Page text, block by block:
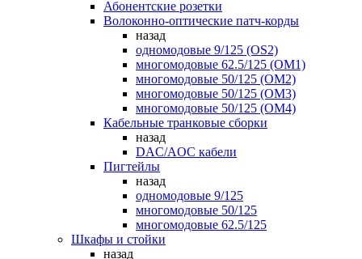
Абонентские розетки
Волоконно-оптические патч-корды
назад
одномодовые 9/125 (OS2)
многомодовые 62.5/125 (OM1)
многомодовые 50/125 (OM2)
многомодовые 50/125 (OM3)
многомодовые 50/125 (OM4)
Кабельные транковые сборки
назад
DAC/AOC кабели
Пигтейлы
назад
одномодовые 9/125
многомодовые 50/125
многомодовые 62.5/125
Шкафы и стойки
назад